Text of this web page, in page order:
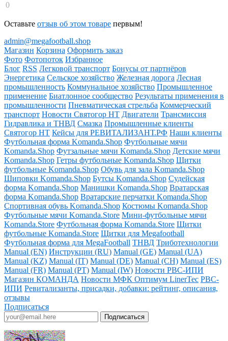
0
Оставьте отзыв об этом товаре первым!
admin@megafootball.shop
Магазин Корзина Оформить заказ
Фото Фотопоток Избранное
Блог RSS Легковой транспорт Бонусы от партнёров
Энергетика Сельское хозяйство Железная дорога Лесная
промышленность Коммунальное хозяйство Промышленное
применение Биатлонное сообщество Результаты применения в
промышленности Пневматическая стрельба Коммерческий
транспорт Новости Святогор НТ Двигатели Трансмиссия
Гидравлика и ТНВД Смазка Промышленные клиенты
Святогор НТ Кейсы для РЕВИТАЛИЗАНТ.РФ Наши клиенты
Футбольная форма Komanda.Shop Футбольные мячи
Komanda.Shop Футзальные мячи Komanda.Shop Детские мячи
Komanda.Shop Гетры футбольные Komanda.Shop Щитки
футбольные Komanda.Shop Обувь для зала Komanda.Shop
Шиповки Komanda.Shop Бутсы Komanda.Shop Судейская
форма Komanda.Shop Манишки Komanda.Shop Вратарская
форма Komanda.Shop Вратарские перчатки Komanda.Shop
Спортивная обувь Komanda.Shop Костюмы Komanda.Shop
Футбольные мячи Komanda.Store Мини-футбольные мячи
Komanda.Store Футбольная форма Komanda.Store Щитки
футбольные Komanda.Store Щитки для Megafootball
Футбольная форма для MegaFootball ТНВД Триботехнологии
Manual (EN) Инструкции (RU) Manual (GE) Manual (UA)
Manual (KZ) Manual (IT) Manual (DE) Manual (CH) Manual (ES)
Manual (FR) Manual (PT) Manual (IW) Новости РВС-ИПИ
Магазин КОМАНДА Новости МФК Оптимум LinerTec РВС-
ИПИ Ревитализанты, присадки, добавки: рейтинг, описания,
отзывы
Подписаться